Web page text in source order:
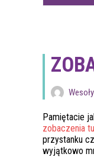
Pamiętacie
zobaczenia
przystanku
wyjątkowo